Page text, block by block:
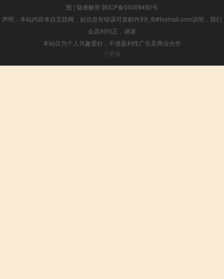
图 | 疑难解答 陕ICP备05009492号
声明：本站内容来自互联网，如信息有错误可发邮件到f_fb#foxmail.com说明，我们
会及时纠正，谢谢
本站仅为个人兴趣爱好，不接盈利性广告及商业合作
小男孩